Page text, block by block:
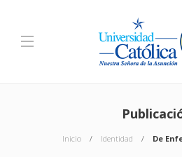
Inicio Identidad De